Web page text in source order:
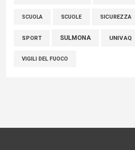
SCUOLA SCUOLE SICUREZZA
SPORT SULMONA UNIVAQ
VIGILI DEL FUOCO